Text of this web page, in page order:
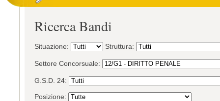
Ricerca Bandi
Situazione: Struttura:
Settore Concorsuale:
G.S.D. 24:
Posizione: